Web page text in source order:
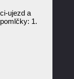
ujezd a
1.